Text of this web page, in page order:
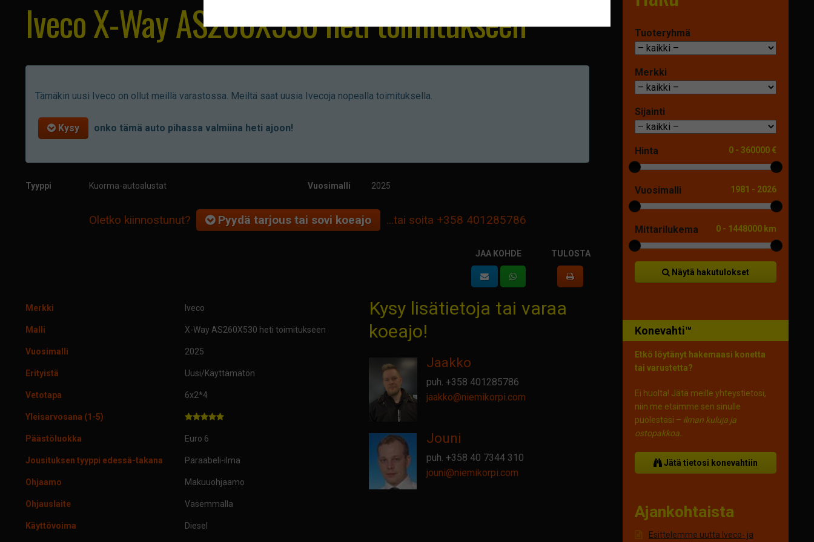
Iveco X-Way AS260X530 heti toimitukseen
Tämäkin uusi Iveco on ollut meillä varastossa. Meiltä saat uusia Ivecoja nopealla toimituksella.
Kysy onko tämä auto pihassa valmiina heti ajoon!
Tyyppi Kuorma-autoalustat Vuosimalli 2025
Oletko kiinnostunut? Pyydä tarjous tai sovi koeajo ...tai soita +358 401285786
JAA KOHDE TULOSTA
Merkki Iveco
Malli X-Way AS260X530 heti toimitukseen
Vuosimalli 2025
Erityistä Uusi/Käyttämätön
Vetotapa 6x2*4
Yleisarvosana (1-5)
Päästöluokka Euro 6
Jousituksen tyyppi edessä-takana Paraabeli-ilma
Ohjaamo Makuuohjaamo
Ohjauslaite Vasemmalla
Käyttövoima Diesel
Kysy lisätietoja tai varaa
koeajo!
Jaakko
puh. +358 401285786
jaakko@niemikorpi.com
Jouni
puh. +358 40 7344 310
jouni@niemikorpi.com
Tuoteryhmä
Merkki
Sijainti
0 -360000 €
Hinta
1981 - 2026
Vuosimalli
0 - 1448000 km
Mittarilukema
Näytä hakutulokset
Konevahti™
Etkö löytänyt hakemaasi konetta
tai varustetta?
Ei huolta! Jätä meille yhteystietosi,
niin me etsimme sen sinulle
puolestasi – ilman kuluja ja
ostopakkoa.
Jätä tietosi konevahtiin
Ajankohtaista
Esittelemme uutta Iveco- ja